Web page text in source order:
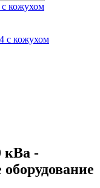
кожухом
с кожухом
кВа -